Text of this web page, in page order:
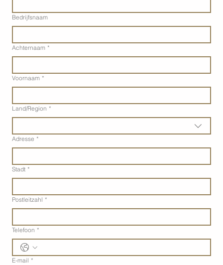
Bedrijfsnaam
Achternaam *
Voornaam *
Adres met meerdere regels
Land/Region *
Adresse *
Stadt *
Postleitzahl *
Telefoon *
E-mail *